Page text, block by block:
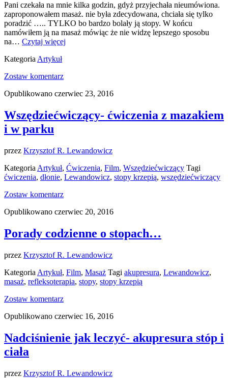
Pani czekała na mnie kilka godzin, gdyż przyjechała nieumówiona.
zaproponowałem masaż. nie była zdecydowana, chciała się tylko
poradzić ….. TYLKO bo bardzo bolały ją stopy. W końcu
namówiłem ją na masaż mówiąc że nie widzę lepszego sposobu
na… Czytaj więcej
Kategoria Artykuł
Zostaw komentarz
Opublikowano czerwiec 23, 2016
Wszędziećwiczący- ćwiczenia z mazakiem
i w parku
przez Krzysztof R. Lewandowicz
Kategoria Artykuł, Ćwiczenia, Film, Wszędziećwiczący Tagi
ćwiczenia, dłonie, Lewandowicz, stopy krzepią, wszędziećwiczący
Zostaw komentarz
Opublikowano czerwiec 20, 2016
Porady codzienne o stopach…
przez Krzysztof R. Lewandowicz
Kategoria Artykuł, Film, Masaż Tagi akupresura, Lewandowicz,
masaż, refleksoterapia, stopy, stopy krzepią
Zostaw komentarz
Opublikowano czerwiec 16, 2016
Nadciśnienie jak leczyć- akupresura stóp i
ciała
przez Krzysztof R. Lewandowicz